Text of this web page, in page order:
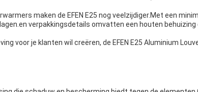
maken de EFEN E25 nog veelzijdiger.Met een
verpakkingsdetails omvatten een houten
voor je klanten wil creëren, de EFEN E25 Aluminium